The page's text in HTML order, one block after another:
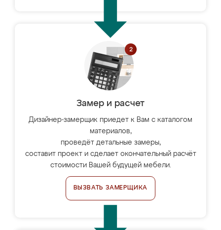
Замер и расчет
Дизайнер-замерщик приедет к Вам с каталогом
материалов,
проведёт детальные замеры,
составит проект и сделает окончательный расчёт
стоимости Вашей будущей мебели.
ВЫЗВАТЬ ЗАМЕРЩИКА